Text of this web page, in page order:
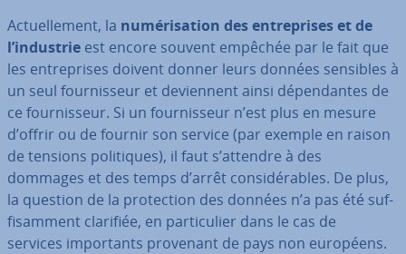
Ac­tuel­le­ment, la nu­mé­ri­sa­tion des en­tre­prises et de
l’industrie est encore souvent empêchée par le fait que
les en­tre­prises doivent donner leurs données sensibles à
un seul four­nis­seur et de­vien­nent ainsi dé­pen­dantes de
ce four­nis­seur. Si un four­nis­seur n’est plus en mesure
d’offrir ou de fournir son service (par exemple en raison
de tensions po­li­tiques), il faut s’attendre à des
dommages et des temps d’arrêt con­si­dé­rables. De plus,
la question de la pro­tec­tion des données n’a pas été suf­
fi­sam­ment clarifiée, en par­ti­cu­lier dans le cas de
services im­por­tants provenant de pays non européens.